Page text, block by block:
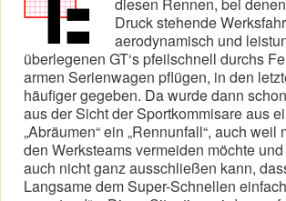
diesen Rennen, bei
Druck stehende
aerodynamisch und
überlegenen GT‘s pfeilschnell durchs
armen Serienwagen pflügen, in den
häufiger gegeben. Da wurde dann
aus der Sicht der Sportkommisare aus
„Abräumen“ ein „Rennunfall“, auch weil
den Werksteams vermeiden möchte
auch nicht ganz ausschließen kann,
Langsame dem Super-Schnellen